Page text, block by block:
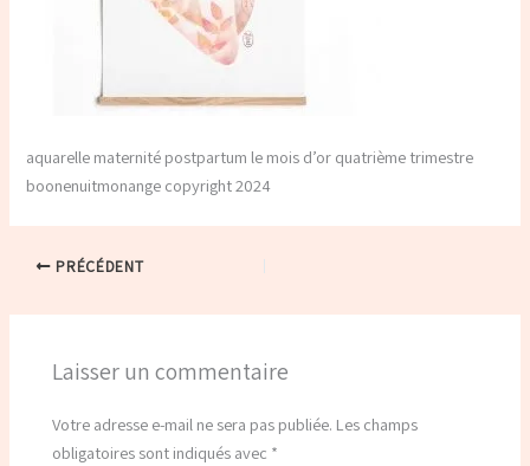
aquarelle maternité postpartum le mois d’or quatrième trimestre
boonenuitmonange copyright 2024
PRÉCÉDENT
Laisser un commentaire
Votre adresse e-mail ne sera pas publiée. Les champs
obligatoires sont indiqués avec *